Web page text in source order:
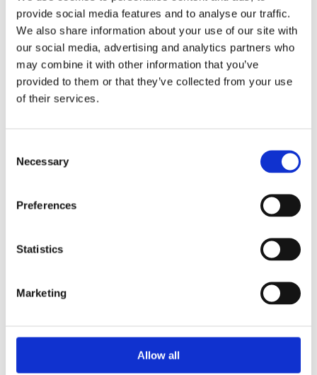
provide social media features and to analyse our traffic.
We also share information about your use of our site with
our social media, advertising and analytics partners who
may combine it with other information that you’ve
provided to them or that they’ve collected from your use
of their services.
Selection
Necessary
Preferences
Statistics
Marketing
Allow all
Willem Bruens
30/10/2021
Heel erg tevreden met de verbouwing van onze
zolder. Stefan en Jan hebben een paar mooie
kamers, vliering en trap gerealiseerd. Ze werken
Na een ingrijpende dakrenovatie wilden wij het
dakbeschot graag met gipsplaat laten afwerken en
houtskeletbouw muurtje laten opsplitsen in twee
samen met Jan de klus geklaard. Prima uitgevoerd en
na afloop de bouwplaats keurig schoon opgeleverd.